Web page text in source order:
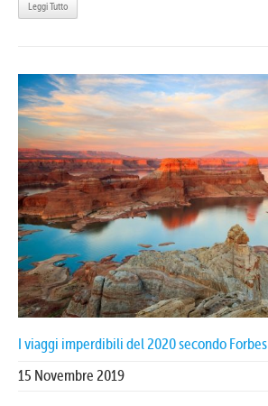
Leggi Tutto
I viaggi imperdibili del 2020 secondo Forbes
15 Novembre 2019